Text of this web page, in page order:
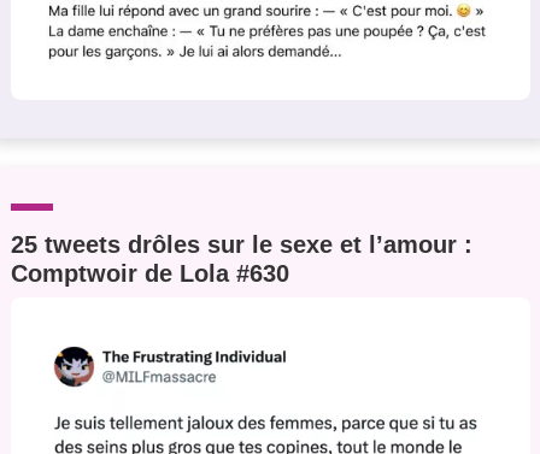
25 tweets drôles sur le sexe et l’amour :
Comptwoir de Lola #630